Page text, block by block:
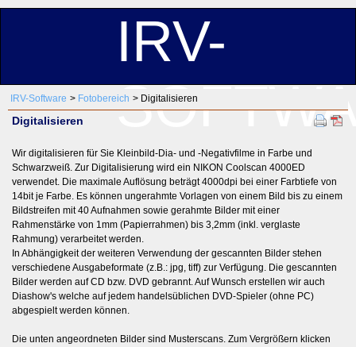
IRV-
IRV-Software Fotobereich Digitalisieren
Digitalisieren
Wir digitalisieren für Sie Kleinbild-Dia- und -Negativfilme in Farbe und
Schwarzweiß. Zur Digitalisierung wird ein NIKON Coolscan 4000ED
verwendet. Die maximale Auflösung beträgt 4000dpi bei einer Farbtiefe von
14bit je Farbe. Es können ungerahmte Vorlagen von einem Bild bis zu einem
Bildstreifen mit 40 Aufnahmen sowie gerahmte Bilder mit einer
Rahmenstärke von 1mm (Papierrahmen) bis 3,2mm (inkl. verglaste
Rahmung) verarbeitet werden.
In Abhängigkeit der weiteren Verwendung der gescannten Bilder stehen
verschiedene Ausgabeformate (z.B.: jpg, tiff) zur Verfügung. Die gescannten
Bilder werden auf CD bzw. DVD gebrannt. Auf Wunsch erstellen wir auch
Diashow's welche auf jedem handelsüblichen DVD-Spieler (ohne PC)
abgespielt werden können.
Die unten angeordneten Bilder sind Musterscans. Zum Vergrößern klicken